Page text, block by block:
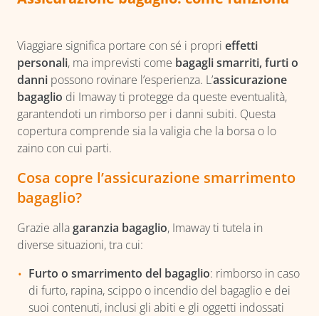
Viaggiare significa portare con sé i propri effetti
personali, ma imprevisti come bagagli smarriti, furti o
danni possono rovinare l’esperienza. L’assicurazione
bagaglio di Imaway ti protegge da queste eventualità,
garantendoti un rimborso per i danni subiti. Questa
copertura comprende sia la valigia che la borsa o lo
zaino con cui parti.
Cosa copre l’assicurazione smarrimento
bagaglio?
Grazie allagaranzia bagaglio, Imaway ti tutela in
diverse situazioni, tra cui:
Furto o smarrimento del bagaglio: rimborso in caso
di furto, rapina, scippo o incendio del bagaglio e dei
suoi contenuti, inclusi gli abiti e gli oggetti indossati